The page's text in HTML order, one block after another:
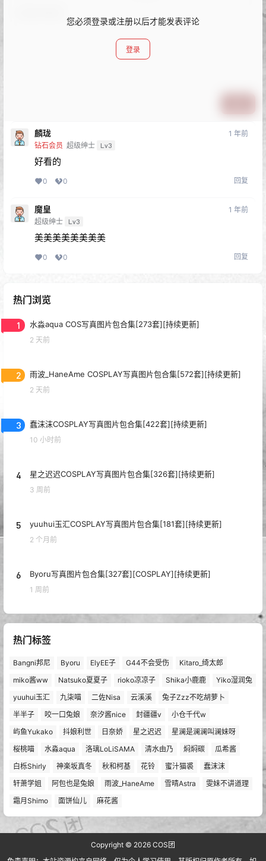
您必须登录或注册以后才能发表评论
登录
麟珑
钻石会员 超级绅士 Lv3
1 年前
好看的
0 0 回复
魔皇
超级绅士 Lv3
1 年前
美美美美美美美美
0 0 回复
热门浏览
1 水淼aqua COS写真图片包合集[273套][持续更新]
2 天前
2 雨波_HaneAme COSPLAY写真图片包合集[572套][持续更新]
2 天前
3 蠢沫沫COSPLAY写真图片包合集[422套][持续更新]
10 小时前
4 星之迟迟COSPLAY写真图片包合集[326套][持续更新]
3 周前
5 yuuhui玉汇COSPLAY写真图片包合集[181套][持续更新]
2 个月前
6 Byoru写真图片包合集[327套][COSPLAY][持续更新]
1 周前
热门标签
Bangni邦尼 Byoru ElyEE子 G44不会受伤
Kitaro_绮太郎
miko酱ww
Natsuko夏夏子 rioko凉凉子 Shika小鹿鹿
Yiko湿润兔
yuuhui玉汇
九柒喵 二佐Nisa 云溪溪
兔子Zzz不吃胡萝卜
半半子
咬一口兔娘 奈汐酱nice 封疆疆v
小仓千代w
屿鱼Yukako
抖娘利世 日奈娇 星之迟迟
星澜是澜澜叫澜妹呀
桜桃喵
水淼aqua 洛璃LoLiSAMA 清水由乃 焖焖碳
瓜希酱
白栎Shirly
神楽坂真冬 秋和柯基 花铃 蜜汁猫裘
蠢沫沫
轩萧学姐
阿包也是兔娘 雨波_HaneAme 雪晴Astra
雯妹不讲道理
霜月Shimo
面饼仙儿 麻花酱
Copyright © 2026 COS团